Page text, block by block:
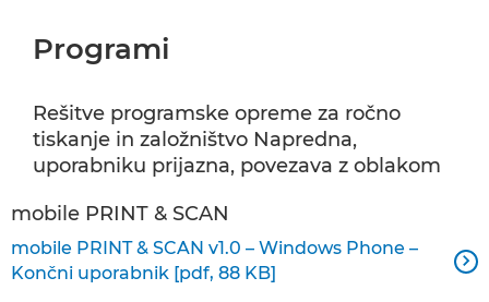
Programi
Rešitve programske opreme za ročno
tiskanje in založništvo Napredna,
uporabniku prijazna, povezava z oblakom
mobile PRINT & SCAN
mobile PRINT & SCAN v1.0 – Windows Phone –
Končni uporabnik [pdf, 88 KB]
